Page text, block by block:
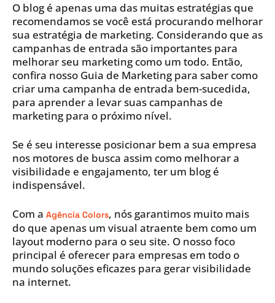
O blog é apenas uma das muitas estratégias que
recomendamos se você está procurando melhorar
sua estratégia de marketing. Considerando que as
campanhas de entrada são importantes para
melhorar seu marketing como um todo. Então,
confira nosso Guia de Marketing para saber como
criar uma campanha de entrada bem-sucedida,
para aprender a levar suas campanhas de
marketing para o próximo nível.
Se é seu interesse posicionar bem a sua empresa
nos motores de busca assim como melhorar a
visibilidade e engajamento, ter um blog é
indispensável.
Com a Agência Colors, nós garantimos muito mais
do que apenas um visual atraente bem como um
layout moderno para o seu site. O nosso foco
principal é oferecer para empresas em todo o
mundo soluções eficazes para gerar visibilidade
na internet.